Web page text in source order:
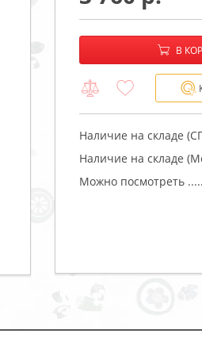
−
В
Наличие на складе
Наличие на складе
Можно посмотреть